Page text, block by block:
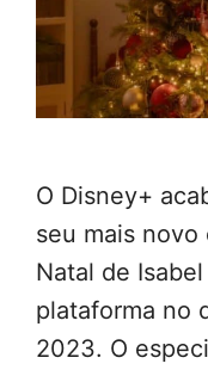
O Disney+
seu mais novo
Natal de
plataforma no
2023. O